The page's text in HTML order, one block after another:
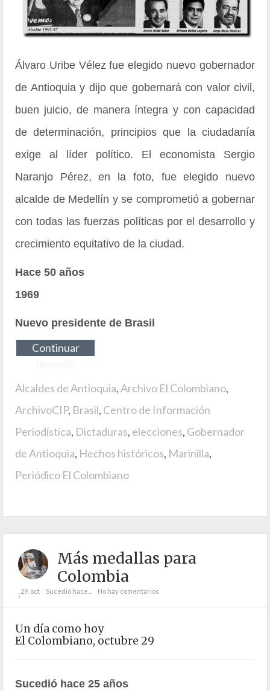
Álvaro Uribe Vélez fue elegido nuevo gobernador
de Antioquia y dijo que gobernará con valor civil,
buen juicio, de manera íntegra y con capacidad
de determinación, principios que la ciudadanía
exige al líder político. El economista Sergio
Naranjo Pérez, en la foto, fue elegido nuevo
alcalde de Medellín y se comprometió a gobernar
con todas las fuerzas políticas por el desarrollo y
crecimiento equitativo de la ciudad.
Hace 50 años
1969
Nuevo presidente de Brasil
Continuar
Alcaldes de Antioquia,Archivo El Colombiano,
ArchivoCIP, Brasil, Centro de Información
Periodística, Dictaduras, elecciones, Gobernador
de Antioquia, Hechos históricos, Marinilla,
Periódico El Colombiano
Más medallas para
Colombia
;29. oct Sucedió hace... No hay comentarios
Un día como hoy
El Colombiano, octubre 29
Sucedió hace 25 años